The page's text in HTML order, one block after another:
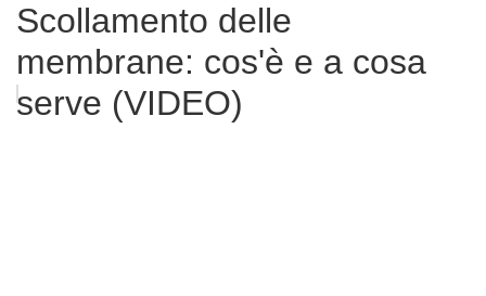
Scollamento delle
membrane: cos'è e a cosa
serve (VIDEO)